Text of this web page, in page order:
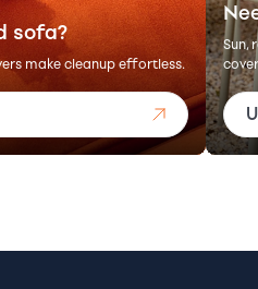
sofa?
make cleanup effortless.
Sun,